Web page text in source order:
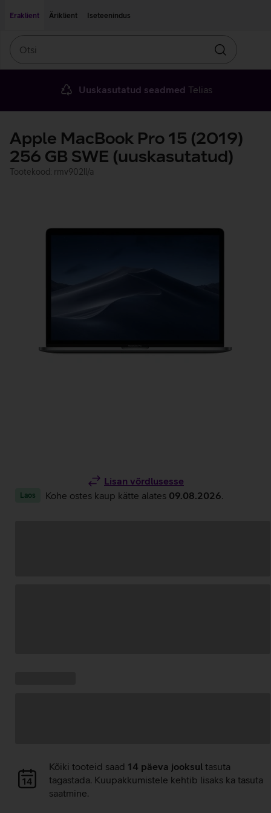
Eraklient
Äriklient Iseteenindus
Otsin
Uuskasutatud seadmed Telias
Apple MacBook Pro 15 (2019)
256 GB SWE (uuskasutatud)
Tootekood: rmv902ll/a
Lisan võrdlusesse
Laos Kohe ostes kaup kätte alates 09.08.2026
Andmete
laadimine
Kõiki tooteid saad 14 päeva jooksul tasuta
tagastada. Kuupakkumistele kehtib lisaks ka tasuta
saatmine.